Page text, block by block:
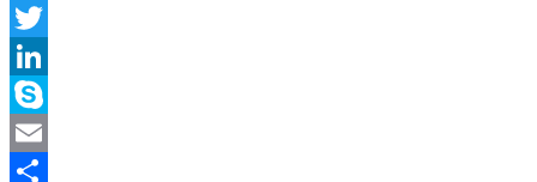
Facebook
Twitter
LinkedIn
Skype
Email